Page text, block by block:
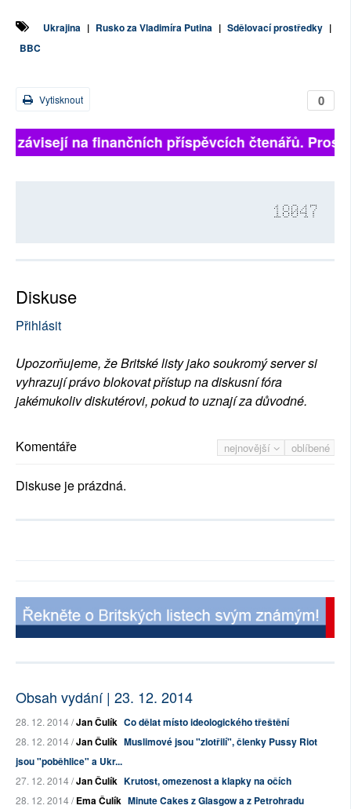
Ukrajina | Rusko za Vladimíra Putina | Sdělovací prostředky |
BBC
0
Vytisknout
závisejí na finančních příspěvcích čtenářů.
18047
Diskuse
Přihlásit
Upozorňujeme, že Britské listy jako soukromý server si
vyhrazují právo blokovat přístup na diskusní fóra
jakémukoliv diskutérovi, pokud to uznají za důvodné.
nejnovější oblíbené
Komentáře
Diskuse je prázdná.
Obsah vydání | 23. 12. 2014
28. 12. 2014 /Jan Čulík Co dělat místo ideologického třeštění
28. 12. 2014 /Jan Čulík Muslimové jsou "zlotřilí", členky Pussy Riot
jsou "poběhlice" a Ukr...
27. 12. 2014 /Jan Čulík Krutost, omezenost a klapky na očích
28. 12. 2014 /Ema Čulík Minute Cakes z Glasgow a z Petrohradu